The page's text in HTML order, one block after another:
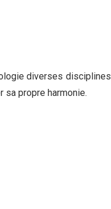
diverses
sa propre harmonie.